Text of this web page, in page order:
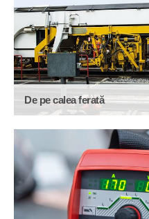
De pe calea ferată